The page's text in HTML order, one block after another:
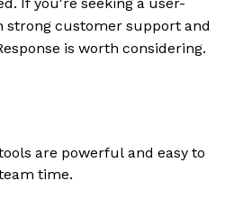
customer support and
is worth considering.
are powerful and easy to
time.